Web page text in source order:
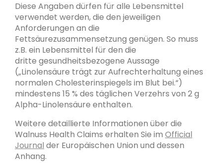
Diese Angaben dürfen für alle Lebensmittel
verwendet werden, die den jeweiligen
Anforderungen an die
Fettsäurezusammensetzung genügen. So muss
z.B. ein Lebensmittel für den die
dritte gesundheitsbezogene Aussage
(„Linolensäure trägt zur Aufrechterhaltung eines
normalen Cholesterinspiegels im Blut bei.“)
mindestens 15 % des täglichen Verzehrs von 2 g
Alpha-Linolensäure enthalten.
Weitere detaillierte Informationen über die
Walnuss Health Claims erhalten Sie im Official
Journal der Europäischen Union und dessen
Anhang.